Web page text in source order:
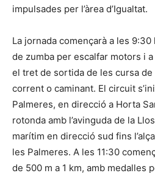
impulsades per l’àrea d’Igualtat.
La jornada començarà a les
de zumba per escalfar motors i
el tret de sortida de les cursa
corrent o caminant. El circuit
Palmeres, en direcció a Horta
rotonda amb l’avinguda de la
marítim en direcció sud fins
les Palmeres. A les 11:30
de 500 m a 1 km, amb medalles